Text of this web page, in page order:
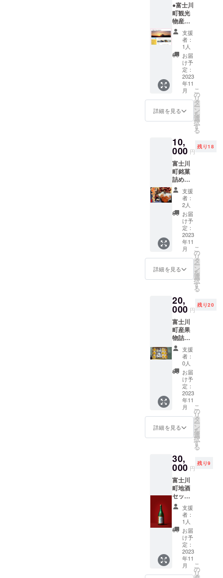
●富士川
町観光
物産協
会から
のお礼
状 ●観
光物産
協会
ホーム
ページ
でのお
名前の
掲示
（文字
のみ／
2023.11
2024.10
月末）
※支援
時、必
ず備考
欄に掲
載を希
望され
るお名
前をご
記入く
ださ
い。
支援
者：
1人
お届
け予
定：
2023
年11
月
詳細を見る
こ
の
リ
タ
ー
ン
を
選
択
す
る
10,
000 円
残り18
富士川
町銘菓
詰め合
わせ 富
士川町
銘菓詰
め合わ
せ 松月
堂 栗
せんべ
い 竹林
堂 バ
ターカ
ステラ
富士川
玄の武
将サブ
レ
感謝を
込めて
富士川
町観光
物産協
会のHP
でお名
前を掲
示させ
ていた
だきま
す。 必
ず備考
欄に掲
前をご
記入く
い。
（文字
のみ／
2023.11
.1〜
2024.10
月末）
※原材料
及び添
加物等
の食品
表示は
支援
者：
2人
お届
け予
定：
2023
年11
月
詳細を見る
こ
の
リ
タ
ー
ン
を
選
択
す
る
20,
000 円
残り20
富士川
町産果
物詰め
合わせ
（写真
はイ
メージ
です）
生ゆず&
加工品
セット
ラ・フ
ランス
（約
３．５
込めて
富士川
町観光
物産協
会のHP
でお名
前を掲
示させ
ていた
だきま
す。 必
ず備考
欄に掲
載を希
望され
支援
者：
0人
お届
け予
定：
2023
年11
月
詳細を見る
こ
の
リ
タ
ー
ン
を
選
択
す
る
30,
000 円
残り9
富士川
町地酒
セット
本菱７
２０ｍ
ｌ 虎
王丸７
２０ｍ
ｌ 春
鶯囀お
燗セッ
ト３本
（富
支援
者：
1人
お届
け予
定：
2023
年11
月
こ
の
リ